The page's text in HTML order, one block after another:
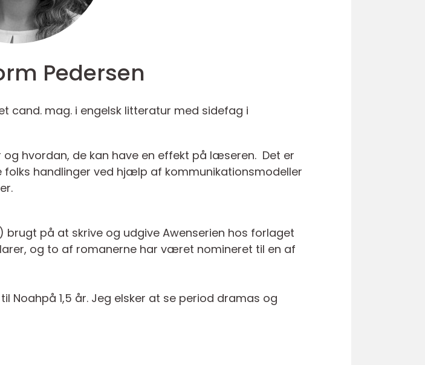
Pedersen
cand. mag. i engelsk litteratur med sidefag i
hvordan, de kan have en effekt på læseren. Det er
handlinger ved hjælp af kommunikationsmodeller
på at skrive og udgive Awenserien hos forlaget
og to af romanerne har været nomineret til en af
1,5 år. Jeg elsker at se period dramas og